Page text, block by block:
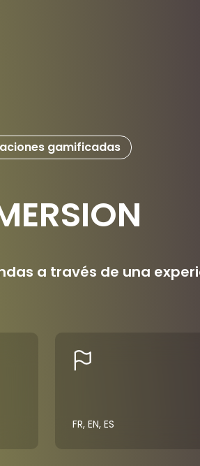
gamificadas
a través de una
FR, EN, ES